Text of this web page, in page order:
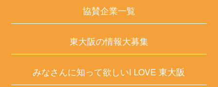
協賛企業一覧
東大阪の情報大募集
みなさんに知って欲しいI LOVE 東大阪